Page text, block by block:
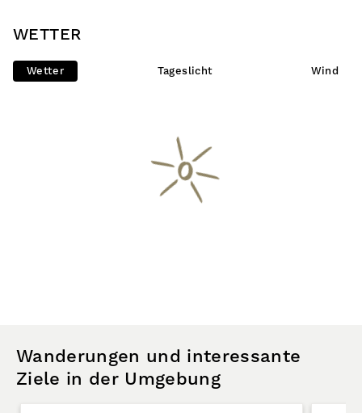
WETTER
Wetter Tageslicht Wind
Wanderungen und interessante
Ziele in der Umgebung